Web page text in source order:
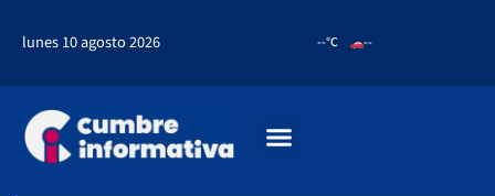
lunes 10 agosto 2026 --°C --